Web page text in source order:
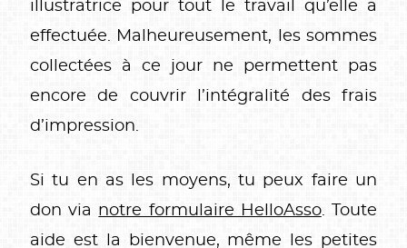
illustratrice pour tout le travail qu’elle a
effectuée. Malheureusement, les sommes
collectées à ce jour ne permettent pas
encore de couvrir l’intégralité des frais
d’impression.
Si tu en as les moyens, tu peux faire un
don via notre formulaire HelloAsso. Toute
aide est la bienvenue, même les petites